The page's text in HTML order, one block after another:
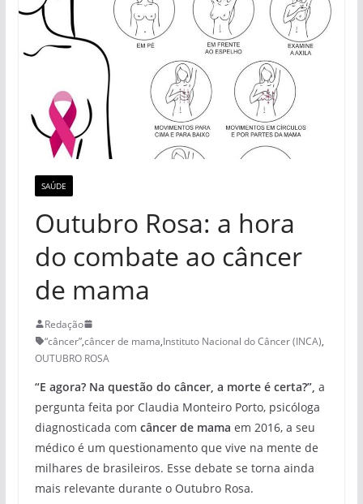
SAÚDE
Outubro Rosa: a hora
do combate ao câncer
de mama
Redação
“câncer”,câncer de mama,Instituto Nacional do Câncer (INCA),
OUTUBRO ROSA
“E agora? Na questão do câncer, a morte é certa?”, a
pergunta feita por Claudia Monteiro Porto, psicóloga
diagnosticada com câncer de mama em 2016, a seu
médico é um questionamento que vive na mente de
milhares de brasileiros. Esse debate se torna ainda
mais relevante durante o Outubro Rosa.